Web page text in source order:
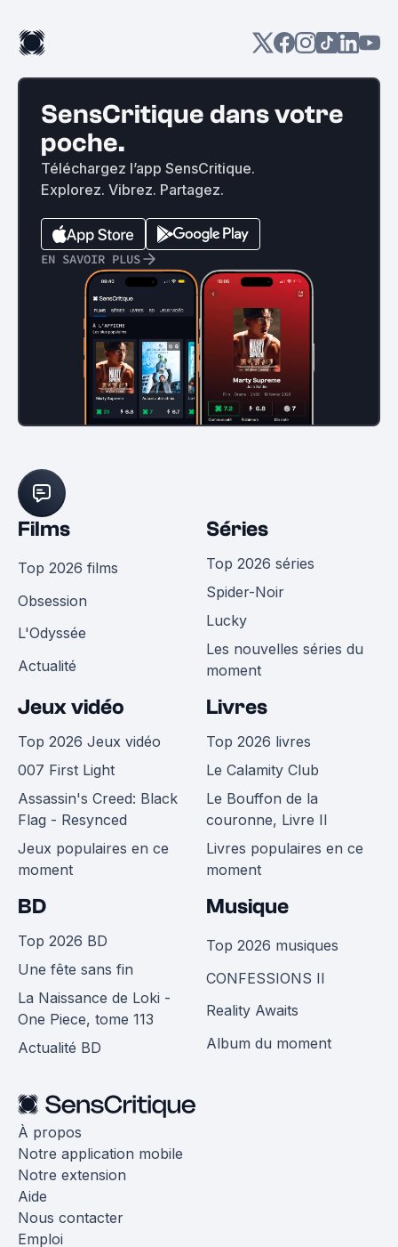
SensCritique dans votre
poche.
Téléchargez l’app SensCritique.
Explorez. Vibrez. Partagez.
EN SAVOIR PLUS
Films
Top 2026 films
Obsession
L'Odyssée
Actualité
Séries
Top 2026 séries
Spider-Noir
Lucky
Les nouvelles séries du
moment
Jeux vidéo
Top 2026 Jeux vidéo
007 First Light
Assassin's Creed: Black
Flag - Resynced
Jeux populaires en ce
moment
Livres
Top 2026 livres
Le Calamity Club
Le Bouffon de la
couronne, Livre II
Livres populaires en ce
moment
BD
Top 2026 BD
Une fête sans fin
La Naissance de Loki -
One Piece, tome 113
Actualité BD
Musique
Top 2026 musiques
CONFESSIONS II
Reality Awaits
Album du moment
À propos
Notre application mobile
Notre extension
Aide
Nous contacter
Emploi